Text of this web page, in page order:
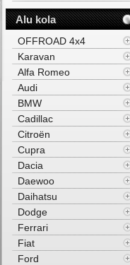
Alu kola
OFFROAD 4x4
Karavan
Alfa Romeo
Audi
BMW
Cadillac
Citroën
Cupra
Dacia
Daewoo
Daihatsu
Dodge
Ferrari
Fiat
Ford